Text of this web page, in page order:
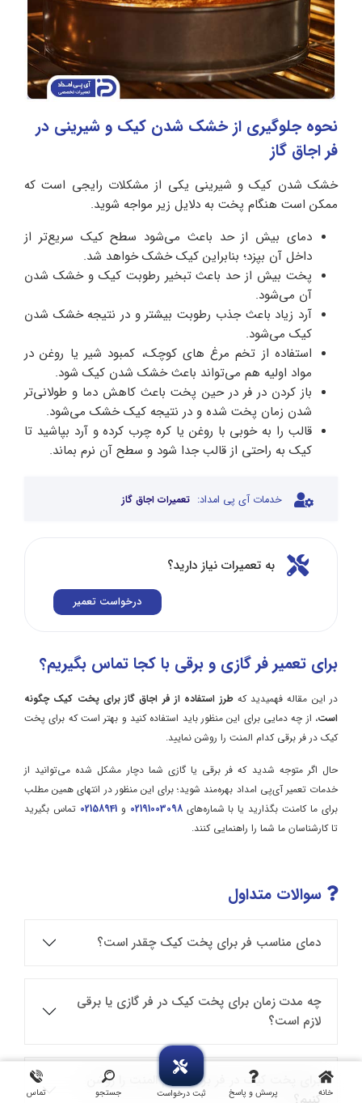
خانه پرسش و پاسخ ثبت درخواست جستجو تماس
نحوه جلوگیری از خشک شدن کیک و شیرینی در
فر اجاق گاز
خشک شدن کیک و شیرینی یکی از مشکلات رایجی است که
ممکن است هنگام پخت به دلایل زیر مواجه شوید.
دمای بیش از حد باعث می‌شود سطح کیک سریع‌تر از
داخل آن بپزد؛ بنابراین کیک خشک خواهد شد.
پخت بیش از حد باعث تبخیر رطوبت کیک و خشک شدن
آن می‌شود.
آرد زیاد باعث جذب رطوبت بیشتر و در نتیجه خشک شدن
کیک می‌شود.
استفاده از تخم‌ مرغ‌ های کوچک، کمبود شیر یا روغن در
مواد اولیه هم می‌تواند باعث خشک شدن کیک شود.
باز کردن در فر در حین پخت باعث کاهش دما و طولانی‌تر
شدن زمان پخت شده و در نتیجه کیک خشک می‌شود.
قالب را به خوبی با روغن یا کره چرب کرده و آرد بپاشید تا
کیک به راحتی از قالب جدا شود و سطح آن نرم بماند.
خدمات آی پی امداد: تعمیرات اجاق گاز
به تعمیرات نیاز دارید؟
درخواست تعمیر
برای تعمیر فر گازی و برقی با کجا تماس بگیریم؟
در این مقاله فهمیدید کهطرز استفاده از فر اجاق گاز برای پخت کیک چگونه
است، از چه دمایی برای این منظور باید استفاده کنید و بهتر است که برای پخت
کیک در فر برقی کدام المنت را روشن نمایید.
حال اگر متوجه شدید که فر برقی یا گازی شما دچار مشکل شده می‌توانید از
خدمات تعمیر آی‌پی امداد بهره‌مند شوید؛ برای این منظور در انتهای همین مطلب
برای ما کامنت بگذارید یا با شماره‌های02191003098 و02158941 تماس بگیرید
تا کارشناسان ما شما را راهنمایی کنند.
سوالات متداول
دمای مناسب فر برای پخت کیک چقدر است؟
چه مدت زمان برای پخت کیک در فر گازی یا برقی
لازم است؟
برای پخت کیک در فر برقی کدام المنت را روشن